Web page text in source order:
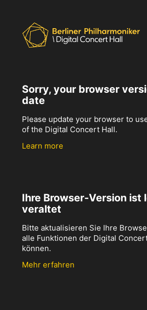
Sorry, your browser
date
Please update your browser to
of the Digital Concert Hall.
Learn more
Ihre Browser-Version ist
veraltet
Bitte aktualisieren Sie Ihre
alle Funktionen der Digital
können.
Mehr erfahren